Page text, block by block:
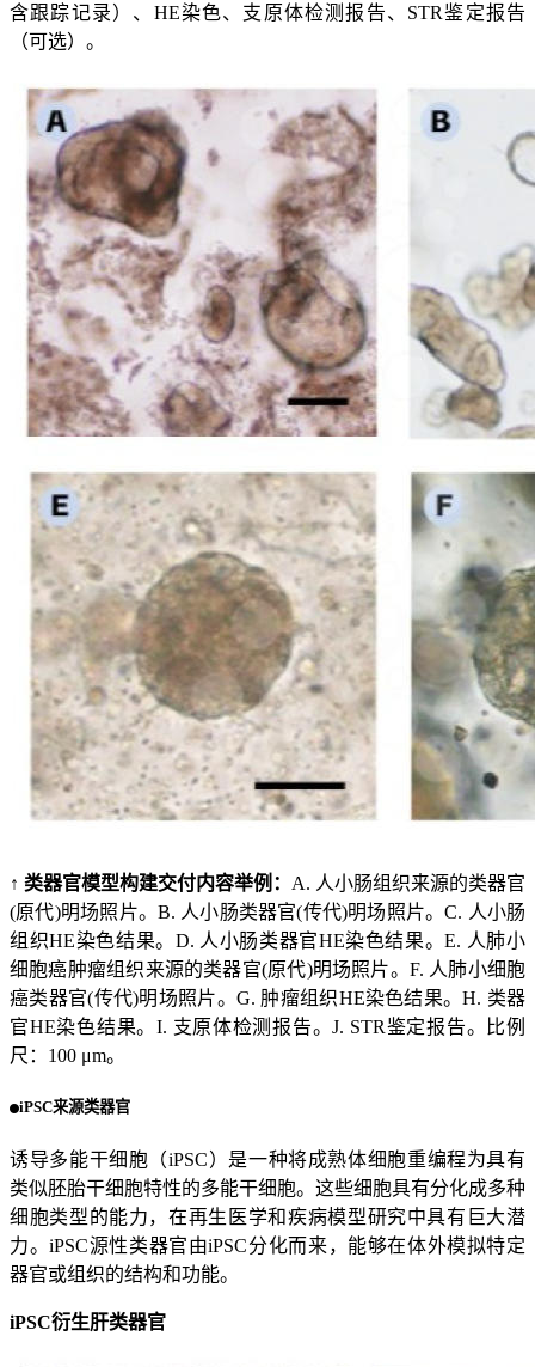
含跟踪记录）、HE染色、支原体检测报告、STR鉴定报告
（可选）。
↑ 类器官模型构建交付内容举例： A. 人小肠组织来源的类器官
(原代)明场照片。B. 人小肠类器官(传代)明场照片。C. 人小肠
组织HE染色结果。D. 人小肠类器官HE染色结果。E. 人肺小
细胞癌肿瘤组织来源的类器官(原代)明场照片。F. 人肺小细胞
癌类器官(传代)明场照片。G. 肿瘤组织HE染色结果。H. 类器
官HE染色结果。I. 支原体检测报告。J. STR鉴定报告。比例
尺：100 μm。
iPSC来源类器官
诱导多能干细胞（iPSC）是一种将成熟体细胞重编程为具有
类似胚胎干细胞特性的多能干细胞。这些细胞具有分化成多种
细胞类型的能力，在再生医学和疾病模型研究中具有巨大潜
力。iPSC源性类器官由iPSC分化而来，能够在体外模拟特定
器官或组织的结构和功能。
iPSC衍生肝类器官